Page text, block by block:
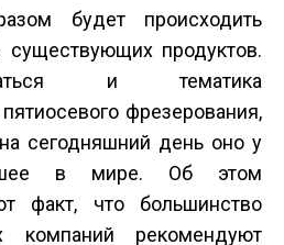
будет происходить
существующих продуктов.
и тематика
фрезерования,
сегодняшний день оно у
в мире. Об этом
факт, что большинство
компаний рекомендуют